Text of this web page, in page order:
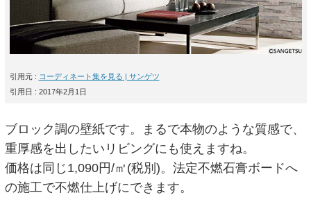
引用元 : コーディネート集を見る | サンゲツ
引用日 : 2017年2月1日
ブロック調の壁紙です。まるで本物のような質感で、
重厚感を出したいリビングにも使えますね。
価格は同じ1,090円/㎡(税別)。法定不燃石膏ボードへ
の施工で不燃仕上げにできます。